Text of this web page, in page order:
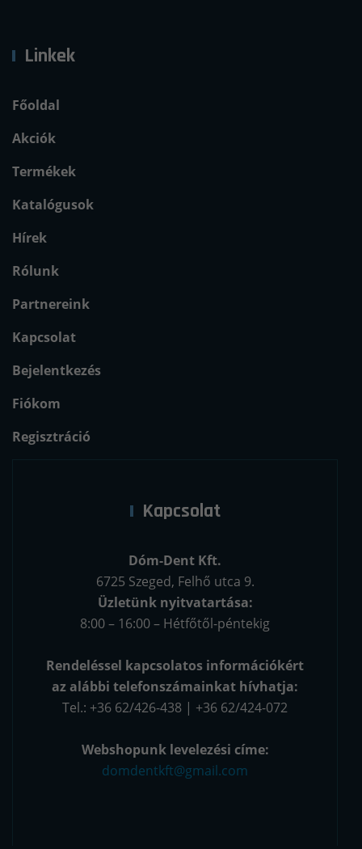
Linkek
Főoldal
Akciók
Termékek
Katalógusok
Hírek
Rólunk
Partnereink
Kapcsolat
Bejelentkezés
Fiókom
Regisztráció
Kapcsolat
Dóm-Dent Kft.
6725 Szeged, Felhő utca 9.
Üzletünk nyitvatartása:
8:00 – 16:00 – Hétfőtől-péntekig
Rendeléssel kapcsolatos információkért
az alábbi telefonszámainkat hívhatja:
Tel.: +36 62/426-438 | +36 62/424-072
Webshopunk levelezési címe:
domdentkft@gmail.com